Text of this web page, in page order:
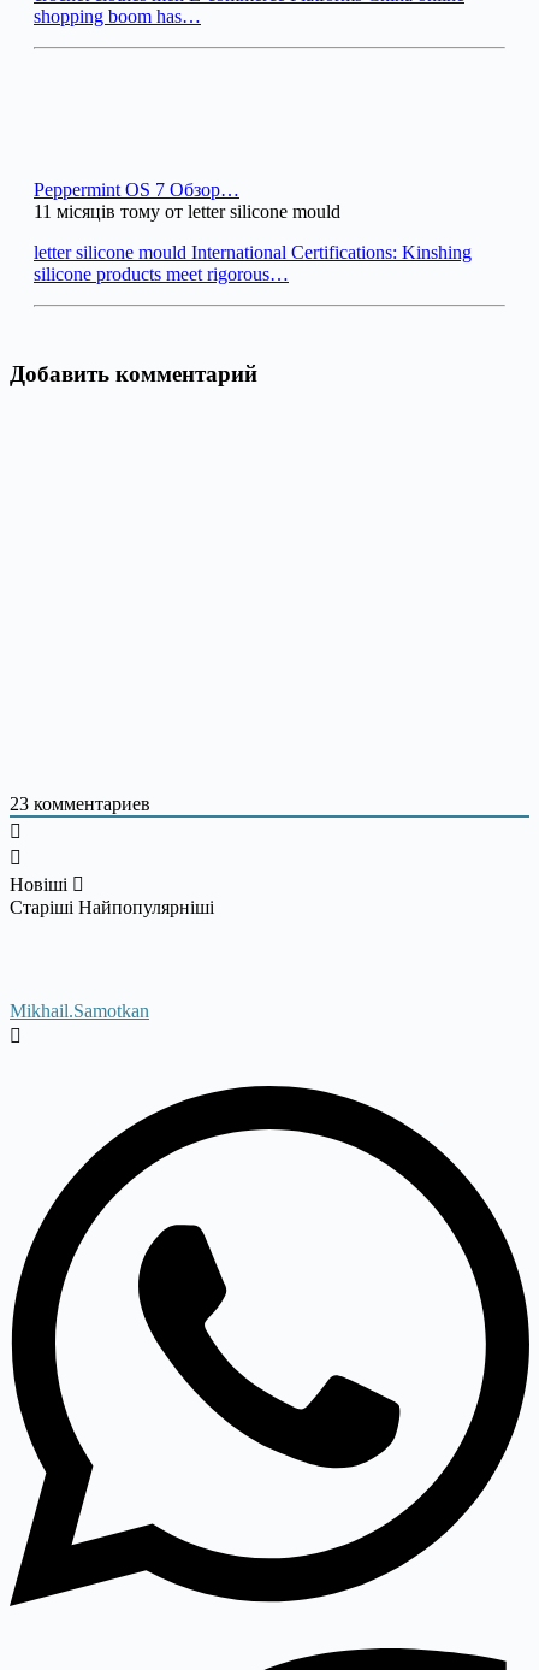
shopping boom has…
Peppermint OS 7 Обзор…
11 місяців тому от letter silicone mould
letter silicone mould International Certifications: Kinshing
silicone products meet rigorous…
Добавить комментарий
23 комментариев
Новіші
Старіші Найпопулярніші
Mikhail.Samotkan